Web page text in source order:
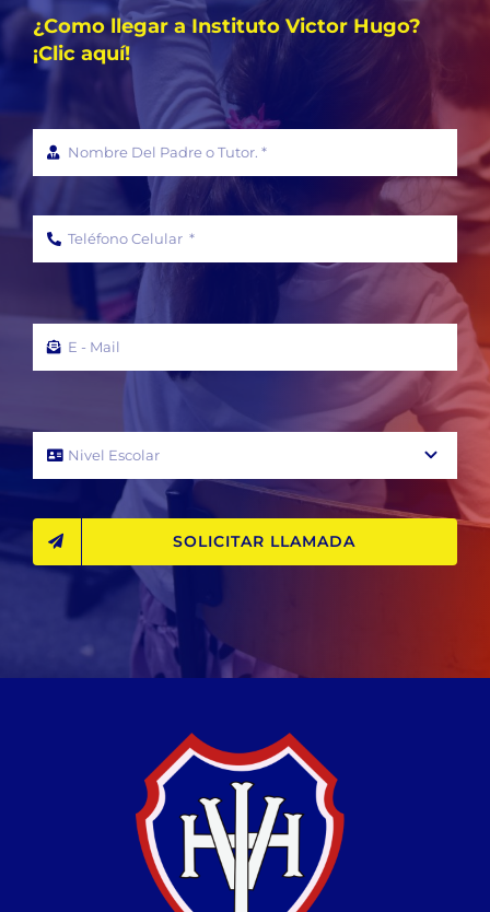
¿Como llegar a Instituto Victor Hugo?
¡Clic aquí!
SOLICITAR LLAMADA